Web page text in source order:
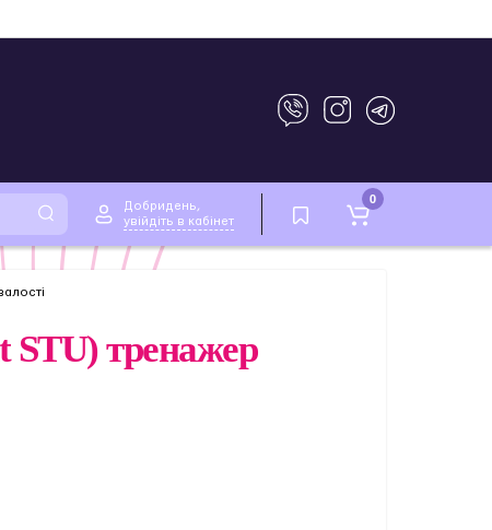
Добридень,
увійдіть в кабінет
0
STU) тренажер